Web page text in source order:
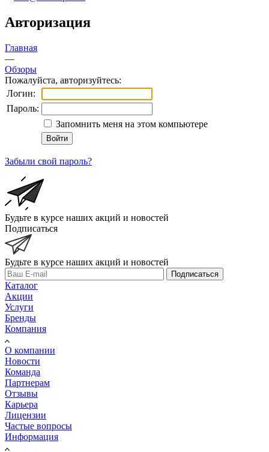
Авторизация
Главная
—
Обзоры
Пожалуйста, авторизуйтесь:
Логин:
Пароль:
Запомнить меня на этом компьютере
Забыли свой пароль?
Будьте в курсе наших акций и новостей
Подписаться
Будьте в курсе наших акций и новостей
Подписаться
Каталог
Акции
Услуги
Бренды
Компания
О компании
Новости
Команда
Партнерам
Отзывы
Карьера
Лицензии
Частые вопросы
Информация